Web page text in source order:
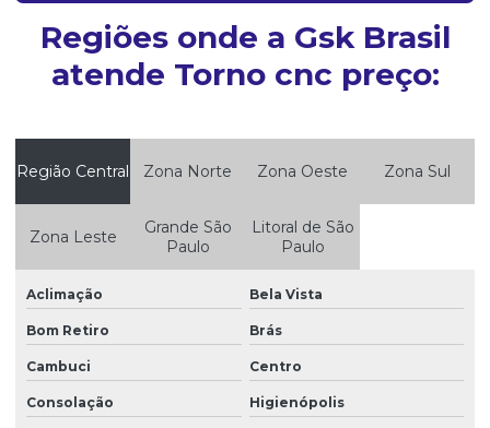
Regiões onde a Gsk Brasil
atende Torno cnc preço:
Região Central Zona Norte Zona Oeste Zona Sul
Zona Leste
Grande São
Paulo
Litoral de São
Paulo
Aclimação Bela Vista
Bom Retiro Brás
Cambuci Centro
Consolação Higienópolis